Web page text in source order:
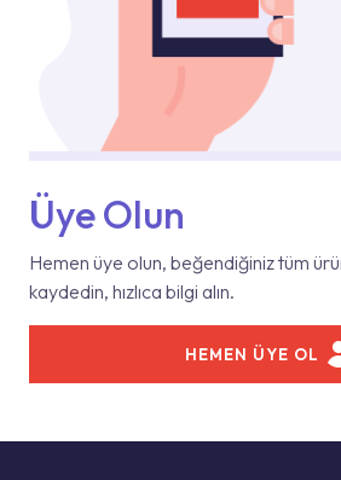
Üye Olun
Hemen üye olun, beğendiğiniz tüm
kaydedin, hızlıca bilgi alın.
HEMEN ÜYE OL